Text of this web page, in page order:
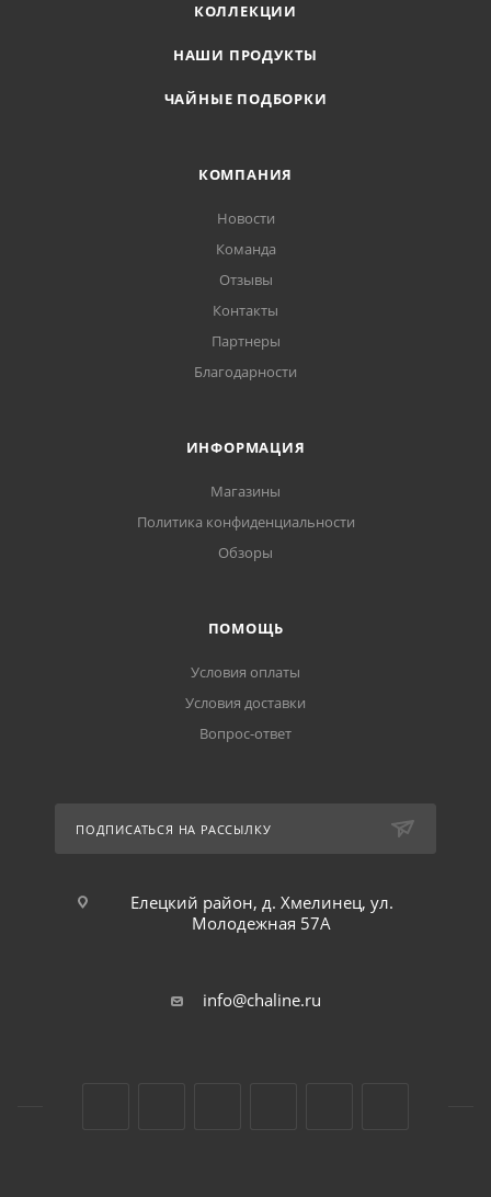
КОЛЛЕКЦИИ
НАШИ ПРОДУКТЫ
ЧАЙНЫЕ ПОДБОРКИ
КОМПАНИЯ
Новости
Команда
Отзывы
Контакты
Партнеры
Благодарности
ИНФОРМАЦИЯ
Магазины
Политика конфиденциальности
Обзоры
ПОМОЩЬ
Условия оплаты
Условия доставки
Вопрос-ответ
ПОДПИСАТЬСЯ НА РАССЫЛКУ
Елецкий район, д. Хмелинец, ул.
Молодежная 57А
info@chaline.ru